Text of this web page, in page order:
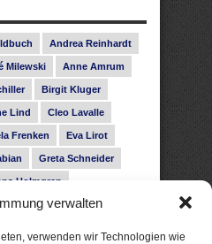
verwalten
verwenden wir Technologien wie
Andrea Reinhardt
Milewski Anne Amrum
Birgit Kluger
Lind Cleo Lavalle
Frenken Eva Lirot
Greta Schneider
Holmgren
Ivo Pala J. Vellguth